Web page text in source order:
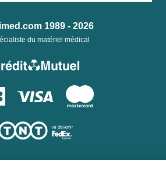
1989 - 2026
du matériel médical